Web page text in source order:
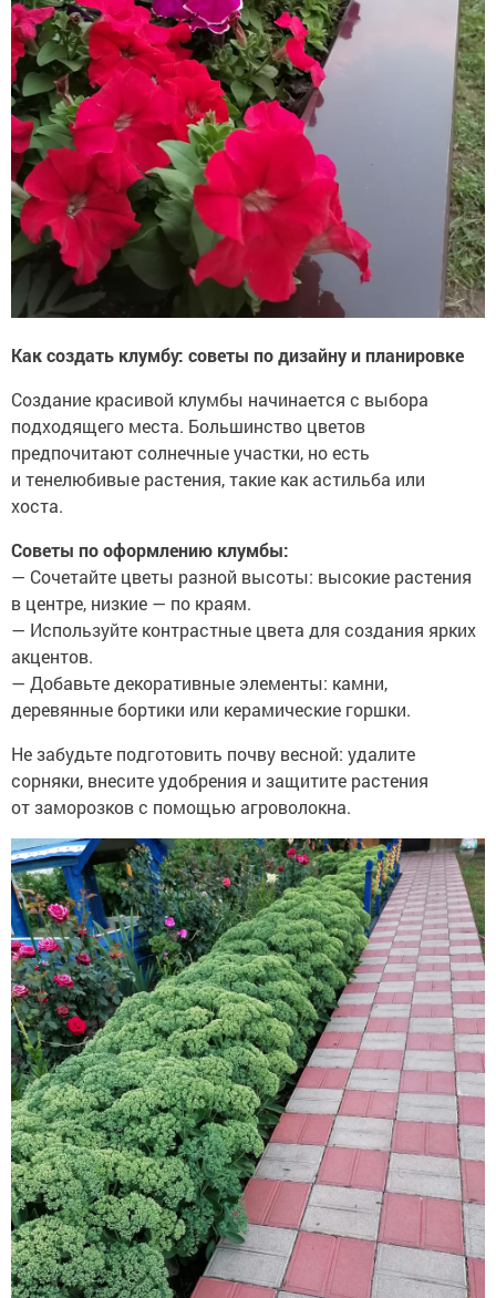
Как создать клумбу: советы по дизайну и планировке
Создание красивой клумбы начинается с выбора
подходящего места. Большинство цветов
предпочитают солнечные участки, но есть
и тенелюбивые растения, такие как астильба или
хоста.
Советы по оформлению клумбы:
— Сочетайте цветы разной высоты: высокие растения
в центре, низкие — по краям.
— Используйте контрастные цвета для создания ярких
акцентов.
— Добавьте декоративные элементы: камни,
деревянные бортики или керамические горшки.
Не забудьте подготовить почву весной: удалите
сорняки, внесите удобрения и защитите растения
от заморозков с помощью агроволокна.